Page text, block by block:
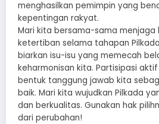
menghasilkan pemimpin yang
kepentingan rakyat.
Mari kita bersama-sama menjaga
ketertiban selama tahapan
biarkan isu-isu yang memecah
keharmonisan kita. Partisipasi
bentuk tanggung jawab kita
baik. Mari kita wujudkan Pilkada
dan berkualitas. Gunakan hak
dari perubahan!